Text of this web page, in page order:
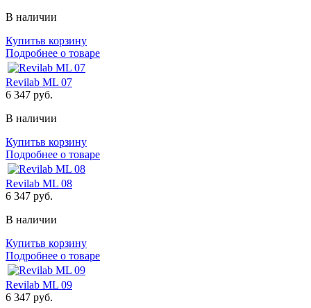
В наличии
Купитьв корзину
Подробнее о товаре
Revilab ML 07
6 347 руб.
В наличии
Купитьв корзину
Подробнее о товаре
Revilab ML 08
6 347 руб.
В наличии
Купитьв корзину
Подробнее о товаре
Revilab ML 09
6 347 руб.